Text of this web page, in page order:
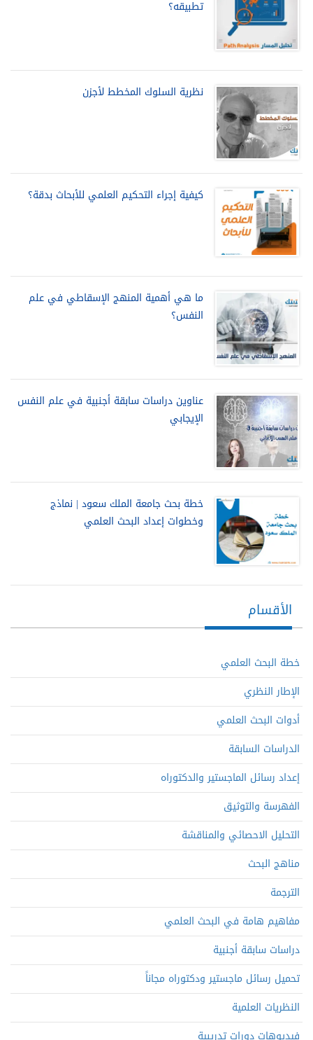
تطبيقه؟
نظرية السلوك المخطط لأجزن
كيفية إجراء التحكيم العلمي للأبحاث بدقة؟
ما هي أهمية المنهج الإسقاطي في علم
النفس؟
عناوين دراسات سابقة أجنبية في علم النفس
الإيجابي
خطة بحث جامعة الملك سعود | نماذج
وخطوات إعداد البحث العلمي
الأقسام
خطة البحث العلمي
الإطار النظري
أدوات البحث العلمي
الدراسات السابقة
إعداد رسائل الماجستير والدكتوراه
الفهرسة والتوثيق
التحليل الاحصائي والمناقشة
مناهج البحث
الترجمة
مفاهيم هامة في البحث العلمي
دراسات سابقة أجنبية
تحميل رسائل ماجستير ودكتوراه مجاناً
النظريات العلمية
فيديوهات دورات تدريبية